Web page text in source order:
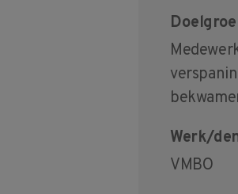
Werk/
VMBO